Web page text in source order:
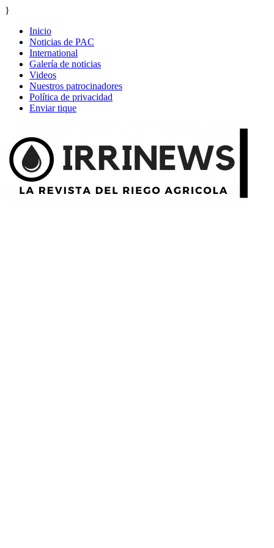
}
Inicio
Noticias de PAC
International
Galería de noticias
Videos
Nuestros patrocinadores
Política de privacidad
Enviar tique